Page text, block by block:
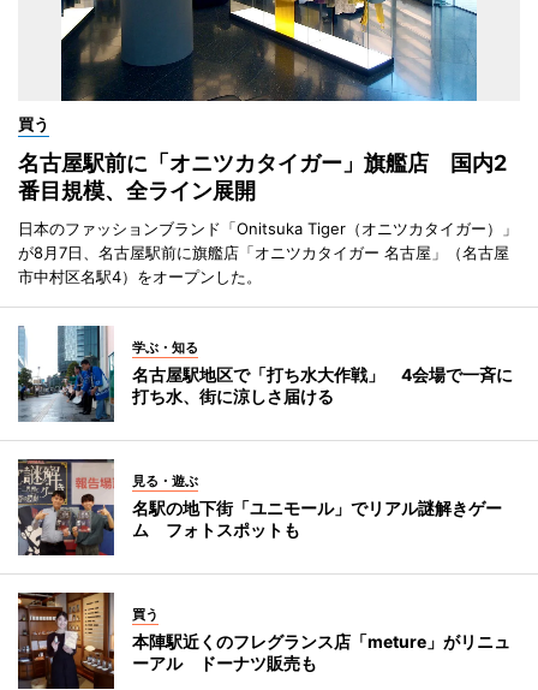
買う
名古屋駅前に「オニツカタイガー」旗艦店 国内2
番目規模、全ライン展開
日本のファッションブランド「Onitsuka Tiger（オニツカタイガー）」
が8月7日、名古屋駅前に旗艦店「オニツカタイガー 名古屋」（名古屋
市中村区名駅4）をオープンした。
学ぶ・知る
名古屋駅地区で「打ち水大作戦」 4会場で一斉に
打ち水、街に涼しさ届ける
見る・遊ぶ
名駅の地下街「ユニモール」でリアル謎解きゲー
ム フォトスポットも
買う
本陣駅近くのフレグランス店「meture」がリニュ
ーアル ドーナツ販売も